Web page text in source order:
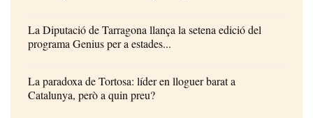
La Diputació de Tarragona llança la setena edició del
programa Genius per a estades...
La paradoxa de Tortosa: líder en lloguer barat a
Catalunya, però a quin preu?